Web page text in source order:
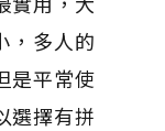
，多人的
是平常使
選擇有拼